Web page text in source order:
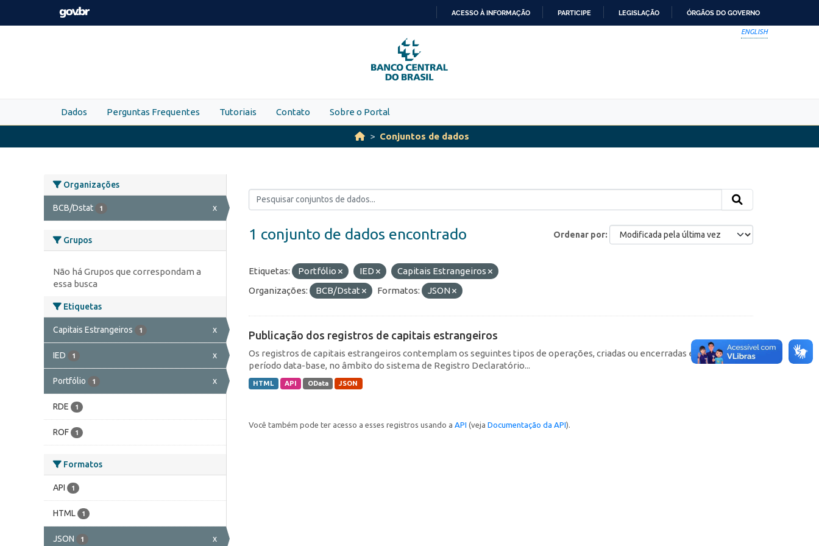
Skip to main content
PARA
O
CONTEÚDO
ACESSO À INFORMAÇÃO PARTICIPE LEGISLAÇÃO ÓRGÃOS DO GOVERNO
ENGLISH
Dados Perguntas Frequentes Tutoriais Contato Sobre o Portal
Conjuntos de dados
Organizações
BCB/Dstat 1 x
Grupos
Não há Grupos que correspondam a
essa busca
Etiquetas
Capitais Estrangeiros 1 x
IED 1 x
Portfólio 1 x
RDE 1
ROF 1
Formatos
API 1
HTML 1
JSON 1 x
Ordenar por
1 conjunto de dados encontrado
Etiquetas: Portfólio IED
Capitais Estrangeiros
Organizações:
BCB/Dstat Formatos: JSON
Publicação dos registros de capitais estrangeiros
Os registros de capitais estrangeiros contemplam os seguintes tipos de operações, criadas ou encerradas em cada
período data-base, no âmbito do sistema de Registro Declaratório...
HTML API OData JSON
Você também pode ter acesso a esses registros usando a API (veja Documentação da API).